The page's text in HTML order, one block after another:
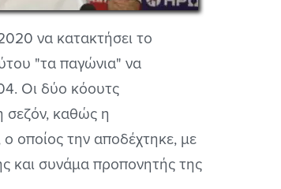
να κατακτήσει το
"τα παγώνια" να
Οι δύο κόουτς
σεζόν, καθώς η
οποίος την αποδέχτηκε, με
και συνάμα προπονητής της